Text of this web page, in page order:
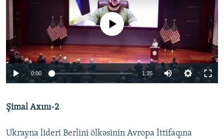
No media source currently available
0:00 1:35 Auto
Şimal Axını-2
Ukrayna lideri Berlini ölkəsinin Avropa İttifaqına